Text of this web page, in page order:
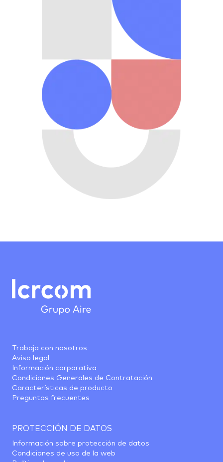
Trabaja con nosotros
Aviso legal
Información corporativa
Condiciones Generales de Contratación
Características de producto
Preguntas frecuentes
PROTECCIÓN DE DATOS
Información sobre protección de datos
Condiciones de uso de la web